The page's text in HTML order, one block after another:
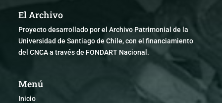
El Archivo
Proyecto desarrollado por el Archivo Patrimonial de la
Universidad de Santiago de Chile, con el financiamiento
del CNCA a través de FONDART Nacional.
Menú
Inicio